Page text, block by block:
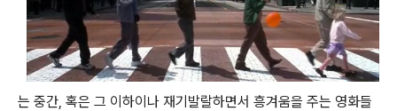
는 중간, 혹은 그 이하이나 재기발랄하면서 흥겨움을 주는 영화들